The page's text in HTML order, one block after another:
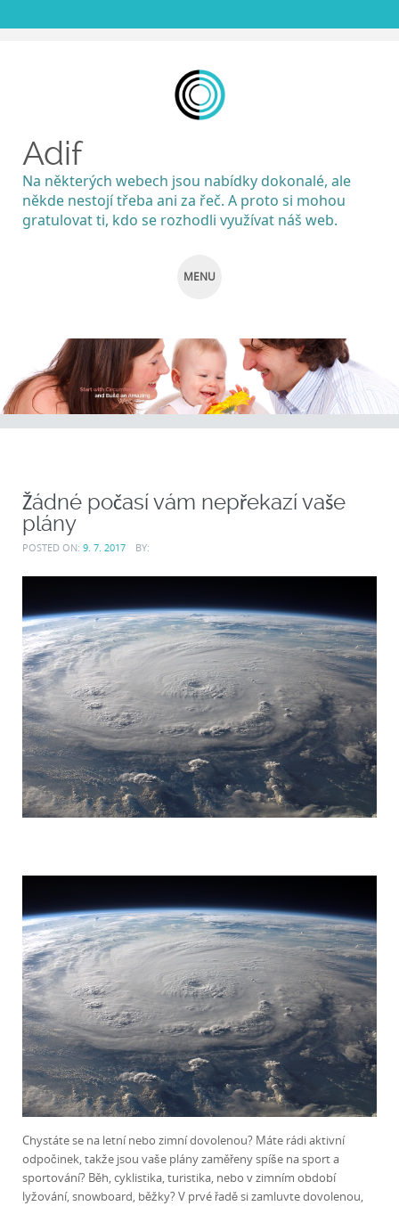
Adif
Na některých webech jsou nabídky dokonalé, ale
někde nestojí třeba ani za řeč. A proto si mohou
gratulovat ti, kdo se rozhodli využívat náš web.
MENU
CONTENT
Žádné počasí vám nepřekazí vaše
plány
POSTED ON: 9. 7. 2017 BY:
Chystáte se na letní nebo zimní dovolenou? Máte rádi aktivní
odpočinek, takže jsou vaše plány zaměřeny spíše na sport a
sportování? Běh, cyklistika, turistika, nebo v zimním období
lyžování, snowboard, běžky? V prvé řadě si zamluvte dovolenou,